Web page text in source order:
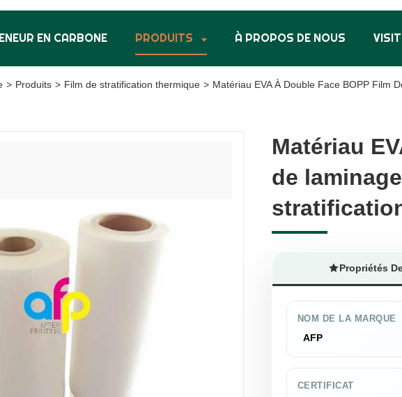
EN CARBONE PRODUITS À PROPOS DE NOUS
> Produits > Film de stratification thermique > Matériau EVA À Double Face BOPP Film
Matériau
de
Matériau
de
Propriétés
NOM DE LA MARQUE
AFP
CERTIFICAT